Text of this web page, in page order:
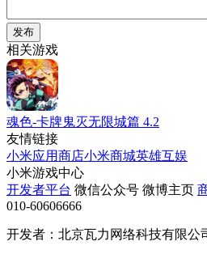
发布
相关游戏
魂色-卡牌鬼灭无限城篇 4.2
友情链接
小米应用商店小米商城英雄互娱
小米游戏中心
开发者平台 微信公众号 微博主页
010-60606666
开发者：北京瓦力网络科技有限公